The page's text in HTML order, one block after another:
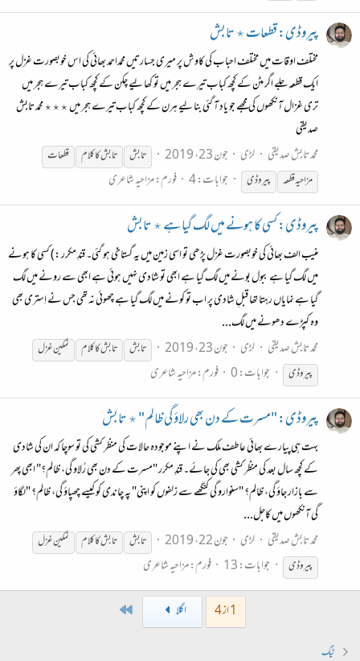
پیروڈی: قطعات ٭ تابش
مختلف اوقات میں مختلف احباب کی کاوش پر میری جسارتیں محمداحمد بھائی کی اس خوبصورت غزل پر
ایک قطعہ جلے اگر مٹن کے کچھ کباب تیرے ہجر میں تو کھا لیے چکن کے کچھ کباب تیرے ہجر میں
تری غزال آنکھوں کی مجھے جو یاد آ گئی بنا لیے ہرن کے کچھ کباب تیرے ہجر میں ٭٭٭ محمد تابش
صدیقی
محمد تابش صدیقی
لڑی جون 23، 2019 تابش تابشکا کلام
قطعات
مزاحیہ قطعہ
پیروڈی جوابات: 4 فورم:مزاحیہ شاعری
پیروڈی: کسی کا ہونے میں لگ گیا ہے ٭ تابش
منیب الف بھائی کی خوبصورت غزل پڑھی تو اسی زمین میں یہ گستاخی ہو گئی۔ قندِ مکرر :) کسی کا ہونے
میں لگ گیا ہے ببول بونے میں لگ گیا ہے ابھی تو شادی نہیں ہوئی ہے ابھی سے رونے میں لگ
گیا ہے نمایاں رہتا تھا قبلِ شادی پر اب تو کونے میں لگ گیا ہے چھوئی نہ تھی جس نے اِستری بھی
وہ کپڑے دھونے میں لگ...
محمد تابش صدیقی
لڑی جون 23، 2019 تابش تابشکا کلام
نمکین غزل
پیروڈی
جوابات: 0 فورم:مزاحیہ شاعری
پیروڈی: "مسرت کے دن بھی رلاؤ گی ظالم" ٭ تابش
بہت ہی پیارے بھائی عاطف ملک نے اپنے موجودہ حالات کی منظر کشی کی تو سوچا کہ ان کی شادی
کے کچھ سال بعد کی منظر کشی بھی کی جائے۔ قندِ مکرر "مسرت کے دن بھی رُلاو گی، ظالم؟" ابھی پھر
سے بازار جاؤ گی، ظالم؟ "سنوارو گی کنگھے سے زلفوں کو اپنی" پہ چاندی کو کیسے چھپاؤ گی، ظالم؟ "لگاؤ
گی آنکھوں میں کاجل...
محمد تابش صدیقی
لڑی جون 22، 2019 تابش تابشکا کلام
نمکین غزل
پیروڈی
جوابات: 13 فورم:مزاحیہ شاعری
1 از 4 اگلا
ٹیگ